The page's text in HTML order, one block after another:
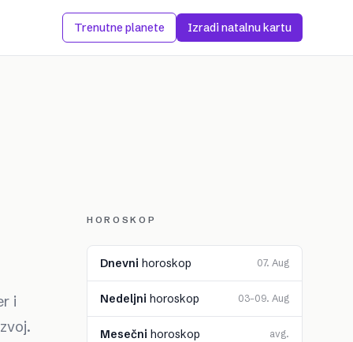
Trenutne planete Izradi natalnu kartu
i
HOROSKOP
Dnevni horoskop 07. Aug
Nedeljni horoskop 03–09. Aug
Mesečni horoskop avg.